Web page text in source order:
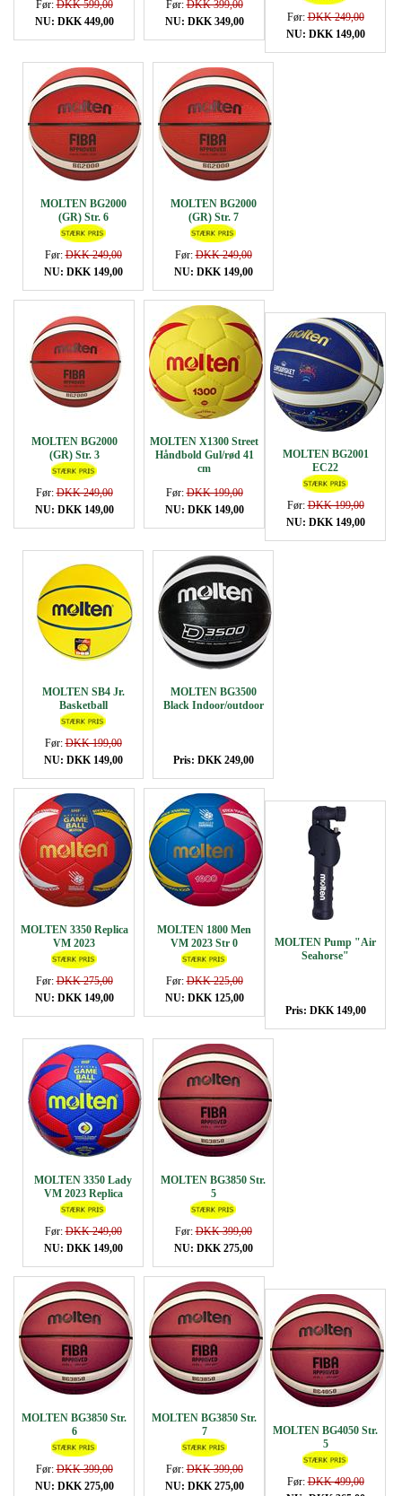
Før:DKK 599,00
NU: DKK 449,00
Før:DKK 399,00
NU: DKK 349,00
Før:DKK 249,00
NU: DKK 149,00
MOLTEN BG2000
(GR) Str. 6
Før:DKK 249,00
NU: DKK 149,00
MOLTEN BG2000
(GR) Str. 7
Før:DKK 249,00
NU: DKK 149,00
MOLTEN BG2000
(GR) Str. 3
Før:DKK 249,00
NU: DKK 149,00
MOLTEN X1300 Street
Håndbold Gul/rød 41
cm
Før:DKK 199,00
NU: DKK 149,00
MOLTEN BG2001
EC22
Før:DKK 199,00
NU: DKK 149,00
MOLTEN SB4 Jr.
Basketball
Før:DKK 199,00
NU: DKK 149,00
MOLTEN BG3500
Black Indoor/outdoor
Pris: DKK 249,00
MOLTEN 3350 Replica
VM 2023
Før:DKK 275,00
NU: DKK 149,00
MOLTEN 1800 Men
VM 2023 Str 0
Før:DKK 225,00
NU: DKK 125,00
MOLTEN Pump "Air
Seahorse"
Pris: DKK 149,00
MOLTEN 3350 Lady
VM 2023 Replica
Før:DKK 249,00
NU: DKK 149,00
MOLTEN BG3850 Str.
5
Før:DKK 399,00
NU: DKK 275,00
MOLTEN BG3850 Str.
6
Før:DKK 399,00
NU: DKK 275,00
MOLTEN BG3850 Str.
7
Før:DKK 399,00
NU: DKK 275,00
MOLTEN BG4050 Str.
5
Før:DKK 499,00